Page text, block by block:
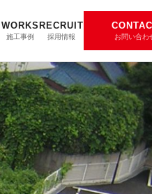
WORKS
施工事例
RECRUIT
採用情報 お問い合わ